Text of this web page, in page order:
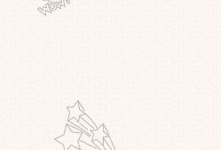
ทนายอ้วนชวนหิว - เที่ยวไป ... กินไป
ก่ - แสงไทยซีฟู๊ด สะพานปลาหัวหิน
ทนายอ้วนชวนหิว - เที่ยวไป กินไปที่
หัวหิน - พาไปกินขนมอร่อยๆ - Ob -